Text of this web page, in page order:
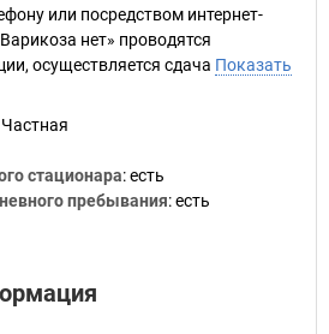
или посредством интернет-
нет» проводятся
осуществляется сдача Показать
Частная
стационара: есть
пребывания: есть